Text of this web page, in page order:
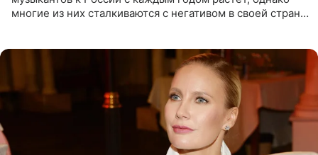
многие из них сталкиваются с негативом в своей стране